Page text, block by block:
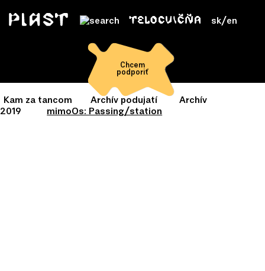
sk/en
Chcem
podporiť
Kam za tancom Archív podujatí
Archív
2019
mimoOs: Passing/station